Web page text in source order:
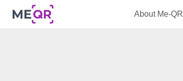
About Me-QR